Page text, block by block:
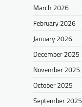
March 2026
February 2026
January 2026
December 2025
November 2025
October 2025
September 2025